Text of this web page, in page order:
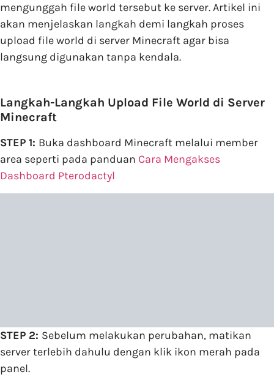
mengunggah file world tersebut ke server. Artikel ini
akan menjelaskan langkah demi langkah proses
upload file world di server Minecraft agar bisa
langsung digunakan tanpa kendala.
Langkah-Langkah Upload File World di Server
Minecraft
STEP 1: Buka dashboard Minecraft melalui member
area seperti pada panduan Cara Mengakses
Dashboard Pterodactyl
STEP 2: Sebelum melakukan perubahan, matikan
server terlebih dahulu dengan klik ikon merah pada
panel.